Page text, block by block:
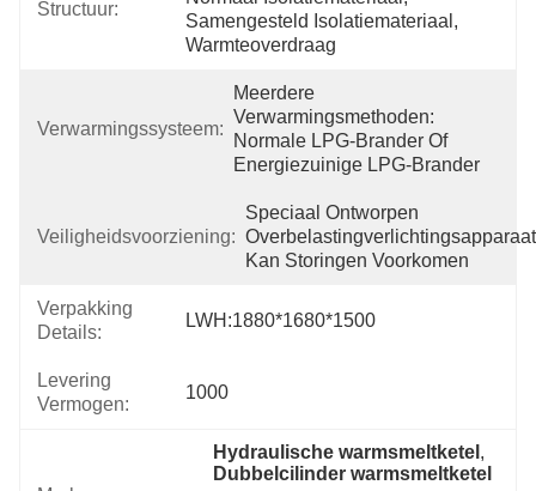
Structuur:
Samengesteld Isolatiemateriaal,
Warmteoverdraag
Verwarmingssysteem:
Meerdere
Verwarmingsmethoden:
Normale LPG-Brander Of
Energiezuinige LPG-Brander
Veiligheidsvoorziening:
Speciaal Ontworpen
Kan Storingen Voorkomen
Verpakking
Details:
LWH:1880*1680*1500
Levering
Vermogen:
1000
Hydraulische warmsmeltketel ,
Dubbelcilinder warmsmeltketel